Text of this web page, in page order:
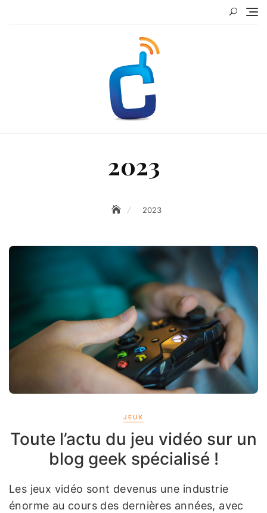
2023
2023
JEUX
Toute l’actu du jeu vidéo sur un
blog geek spécialisé !
Les jeux vidéo sont devenus une industrie
énorme au cours des dernières années, avec